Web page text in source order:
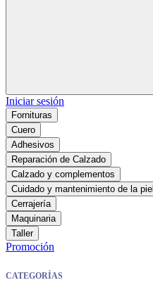
Iniciar sesión
Fornituras
Cuero
Adhesivos
Reparación de Calzado
Calzado y complementos
Cuidado y mantenimiento de la piel
Cerrajería
Maquinaria
Taller
Promoción
CATEGORÍAS